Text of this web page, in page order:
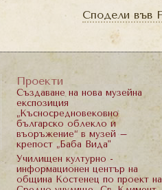
Сподели във
Проекти
Създаване на нова музейна
експозиция
„Късносредновековно
българско облекло и
въоръжение“ в музей –
крепост „Баба Вида"
Училищен културно -
информационен център на
община Костенец по проект на